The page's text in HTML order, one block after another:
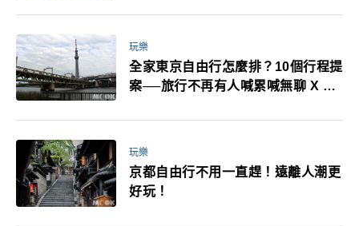
萬！注意事項一次看！
玩樂
全家東京自由行怎麼排？10個行程提
案──旅行不再有人喊累喊無聊 X 爸
玩樂
京都自由行不用一直趕！遠離人潮更
好玩！